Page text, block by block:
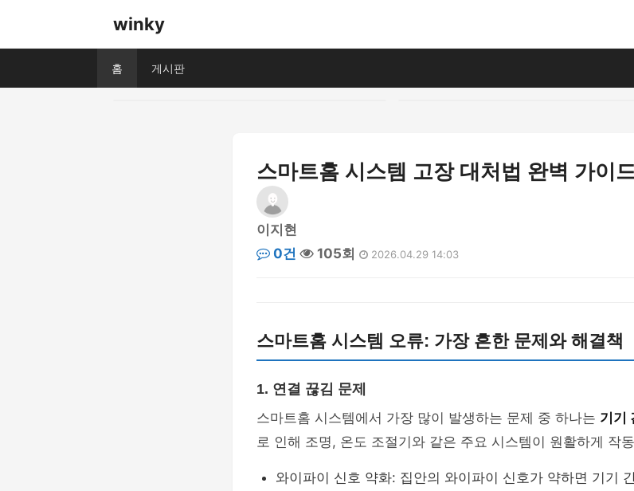
winky
홈 게시판
스마트홈 시스템 고장 대처법 완벽 가이
이지현
0건
105회 2026.04.29 14:03
스마트홈 시스템 오류: 가장 흔한 문제와 해결책
1. 연결 끊김 문제
스마트홈 시스템에서 가장 많이 발생하는 문제 중 하나는 기기
로 인해 조명, 온도 조절기와 같은 주요 시스템이 원활하게 작
와이파이 신호 약화: 집안의 와이파이 신호가 약하면 기기